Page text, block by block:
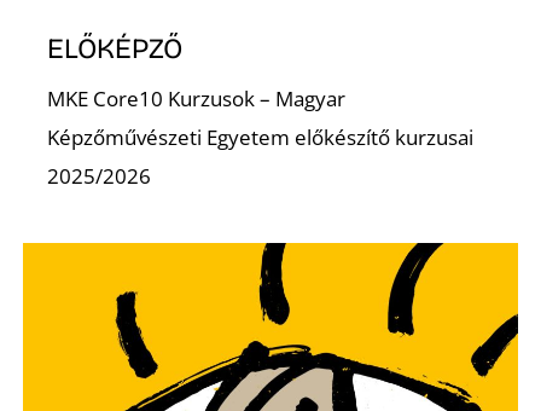
ELŐKÉPZŐ
MKE Core10 Kurzusok – Magyar
Képzőművészeti Egyetem előkészítő kurzusai
2025/2026